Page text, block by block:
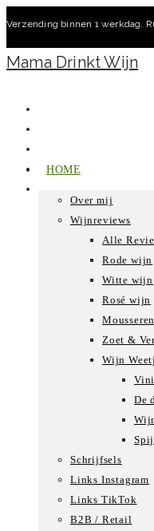
inhoud
Verzending binnen 1 werkdag.
Mama Drinkt Wijn
HOME
Over mij
Wijnreviews
Alle
Rode wijn
Witte wijn
Rosé wijn
Zoet &
Wijn
De
Schrijfsels
Links Instagram
Links TikTok
B2B / Retail